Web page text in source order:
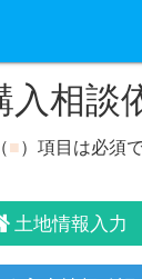
入相談
■）項目は必須で
土地情報入力